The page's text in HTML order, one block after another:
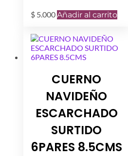
$ 5.000Añadir al carrito
CUERNO
NAVIDEÑO
ESCARCHADO
SURTIDO
6PARES 8.5CMS